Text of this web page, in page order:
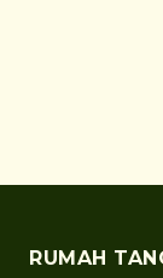
RUMAH